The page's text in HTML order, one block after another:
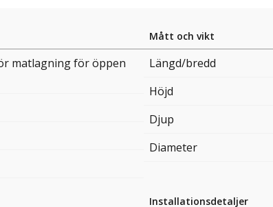
matlagning för öppen
Mått och vikt
Längd/bredd
Höjd
Djup
Diameter
Installationsdetaljer